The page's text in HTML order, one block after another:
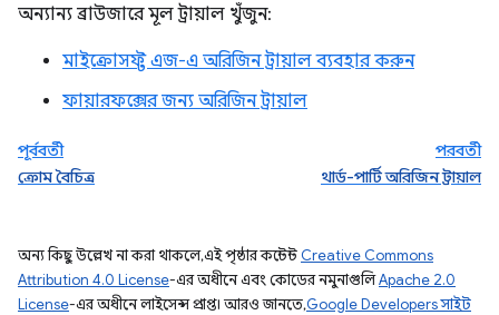
অন্যান্য ব্রাউজারে মূল ট্রায়াল খুঁজুন:
মাইক্রোসফ্ট এজ-এ অরিজিন ট্রায়াল ব্যবহার করুন
ফায়ারফক্সের জন্য অরিজিন ট্রায়াল
পূর্ববর্তী
ক্রোম বৈচিত্র
পরবর্তী
থার্ড-পার্টি অরিজিন ট্রায়াল
অন্য কিছু উল্লেখ না করা থাকলে, এই পৃষ্ঠার কন্টেন্ট Creative Commons
Attribution 4.0 License-এর অধীনে এবং কোডের নমুনাগুলিApache 2.0
License-এর অধীনে লাইসেন্স প্রাপ্ত। আরও জানতে,Google Developers সাইট